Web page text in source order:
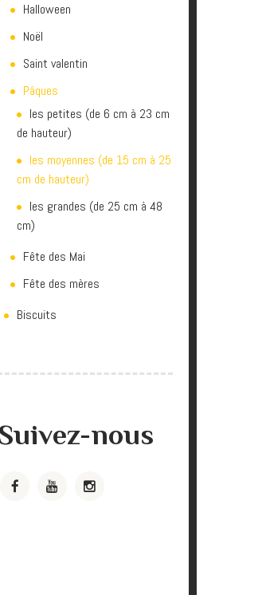
Halloween
Noël
Saint valentin
Pâques
les petites (de 6 cm à 23 cm
de hauteur)
les moyennes (de 15 cm à 25
cm de hauteur)
les grandes (de 25 cm à 48
cm)
Fête des Mai
Fête des mères
Biscuits
Suivez-nous